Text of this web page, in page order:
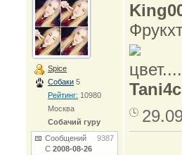
Spice
Собаки 5
Рейтинг: 10980
Москва
Собачий гуру
Сообщений 9387
С 2008-08-26